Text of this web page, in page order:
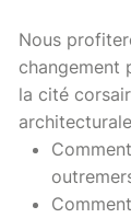
Nous
changement
la cité